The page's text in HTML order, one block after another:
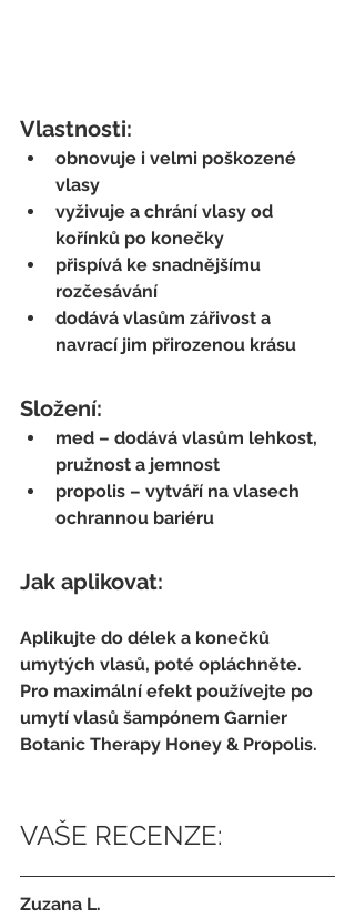
Vlastnosti:
obnovuje i velmi poškozené
vlasy
vyživuje a chrání vlasy od
kořínků po konečky
přispívá ke snadnějšímu
rozčesávání
dodává vlasům zářivost a
navrací jim přirozenou krásu
Složení:
med – dodává vlasům lehkost,
pružnost a jemnost
propolis – vytváří na vlasech
ochrannou bariéru
Jak aplikovat:
Aplikujte do délek a konečků
umytých vlasů, poté opláchněte.
Pro maximální efekt používejte po
umytí vlasů šampónem Garnier
Botanic Therapy Honey & Propolis.
VAŠE RECENZE:
Zuzana L.